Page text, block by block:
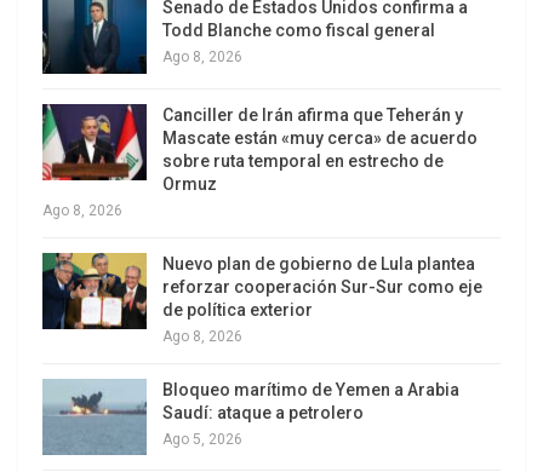
aprobado por los diputados.
Miles de chilenas salieron este martes a las calles
pañuelos verdes la aprobación en Diputados de un
proyecto al que aún le queda un largo recorrido
legislativo ya que la iniciativa vuelva a la Comisión
de Mujeres y Equidad de Género con indicaciones.
Y recién después pasará al Senado.
Al grito de “¡Aborto sí, aborto no, eso lo decido
Senado de Estados Unidos confirma a
Todd Blanche como fiscal general
Ago 8, 2026
Canciller de Irán afirma que Teherán y
Mascate están «muy cerca» de acuerdo
sobre ruta temporal en estrecho de
Ormuz
Ago 8, 2026
Nuevo plan de gobierno de Lula plantea
reforzar cooperación Sur-Sur como eje
de política exterior
Ago 8, 2026
Bloqueo marítimo de Yemen a Arabia
Saudí: ataque a petrolero
Ago 5, 2026